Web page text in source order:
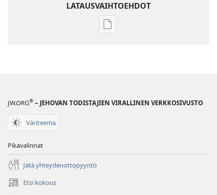
LATAUSVAIHTOEHDOT
Julkaisujen
JW.ORG® – JEHOVAN TODISTAJIEN VIRALLINEN VERKKOSIVUSTO
Väriteema
Pikavalinnat
Jätä yhteydenottopyyntö
Etsi kokous
(avaa